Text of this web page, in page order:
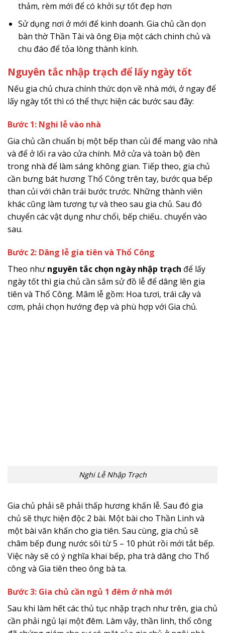
thảm, rèm mới để có khởi sự tốt đẹp hơn
Sử dụng nơi ở mới để kinh doanh. Gia chủ cần dọn
bàn thờ Thần Tài và ông Địa một cách chinh chủ và
chu đáo để tỏa lòng thành kính.
Nguyên tắc nhập trạch để lấy ngày tốt
Nếu gia chủ chưa chính thức dọn về nhà mới, ở ngay để
lấy ngày tốt thì có thể thực hiện các bước sau đây:
Bước 1: Nghi lễ vào nhà
Gia chủ cần chuẩn bị một bếp than củi để mang vào nhà
và để ở lối ra vào cửa chính. Mở cửa và toàn bộ đèn
trong nhà để làm sáng không gian. Tiếp theo, gia chủ
cần bưng bát hương Thổ Công trên tay, bước qua bếp
than củi với chân trái bước trước. Những thành viên
khác cũng làm tương tự và theo sau gia chủ. Sau đó
chuyển các vật dụng như chổi, bếp chiếu.. chuyển vào
sau.
Bước 2: Dâng lễ gia tiên và Thổ Công
Theo như nguyên tắc chọn ngày nhập trạch để lấy
ngày tốt thì gia chủ cần sắm sử đồ lễ để dâng lên gia
tiên và Thổ Công. Mâm lễ gồm: Hoa tươi, trái cây và
cơm, phải chọn hướng đẹp và phù hợp với Gia chủ.
Nghi Lễ Nhập Trạch
Gia chủ phải sẽ phải thấp hương khấn lễ. Sau đó gia
chủ sẽ thực hiện độc 2 bài. Một bài cho Thần Linh và
một bài văn khấn cho gia tiên. Sau cùng, gia chủ sẽ
châm bếp đung nước sôi từ 5 – 10 phút rồi mới tắt bếp.
Việc này sẽ có ý nghĩa khai bếp, pha trà dâng cho Thổ
công và Gia tiên theo ông bà ta.
Bước 3: Gia chủ cần ngủ 1 đêm ở nhà mới
Sau khi làm hết các thủ tục nhập trạch như trên, gia chủ
cần phải ngủ lại một đêm. Làm vậy, thần linh, thổ công